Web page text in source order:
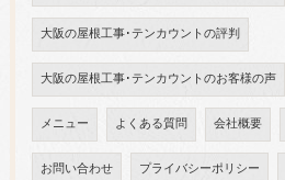
大阪の屋根工事･テンカウントの評判
大阪の屋根工事･テンカウントのお客様の声
メニュー よくある質問 会社概要
お問い合わせ プライバシーポリシー